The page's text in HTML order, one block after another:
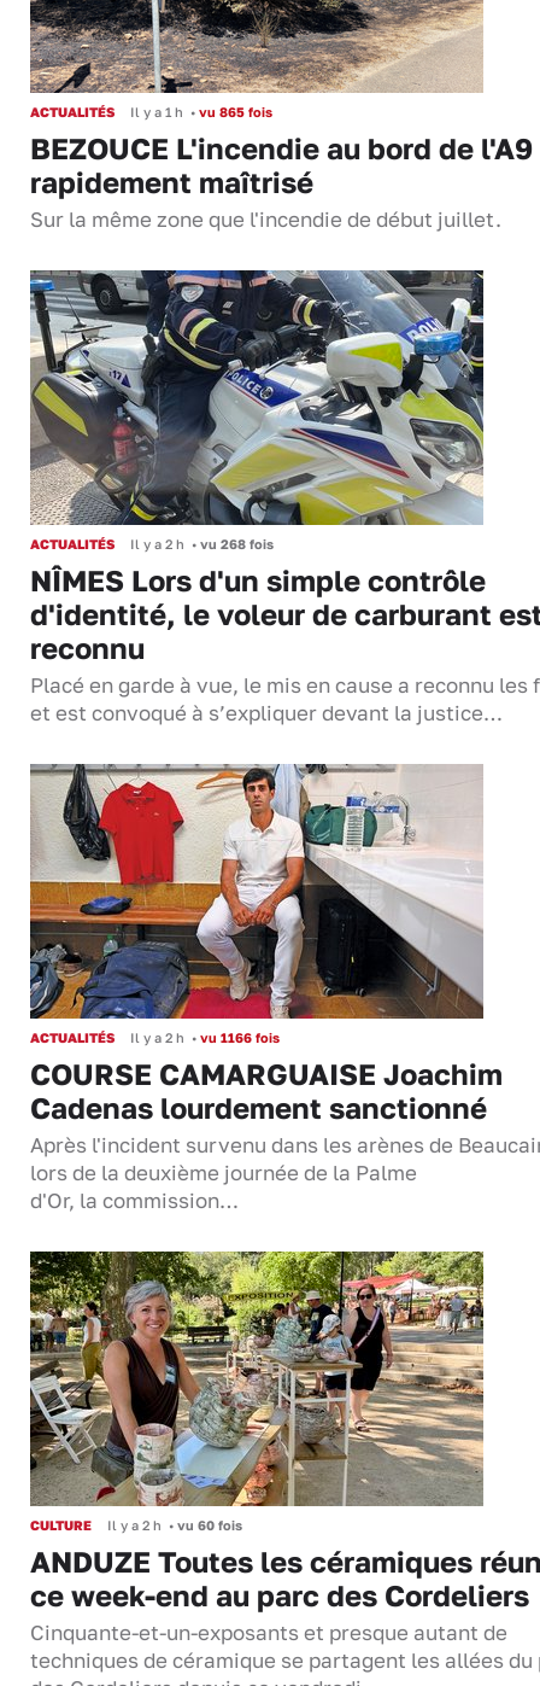
ACTUALITÉS Il y a 1 h • vu 865 fois
BEZOUCE L'incendie au bord de l'A9
rapidement maîtrisé
Sur la même zone que l'incendie de début juillet.
ACTUALITÉS Il y a 2 h • vu 268 fois
NÎMES Lors d'un simple contrôle
d'identité, le voleur de carburant
reconnu
Placé en garde à vue, le mis en cause a reconnu les
et est convoqué à s’expliquer devant la justice…
ACTUALITÉS Il y a 2 h • vu 1166 fois
COURSE CAMARGUAISE Joachim
Cadenas lourdement sanctionné
Après l'incident survenu dans les arènes de
lors de la deuxième journée de la Palme
d'Or, la commission…
CULTURE Il y a 2 h • vu 60 fois
ANDUZE Toutes les céramiques
ce week-end au parc des Cordeliers
Cinquante-et-un-exposants et presque autant de
techniques de céramique se partagent les allées du